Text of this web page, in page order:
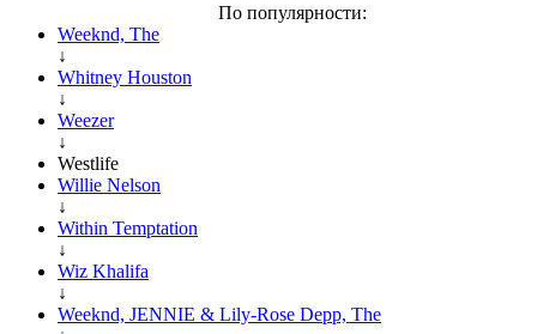
По популярности:
Weeknd, The
↓
Whitney Houston
↓
Weezer
↓
Westlife
Willie Nelson
↓
Within Temptation
↓
Wiz Khalifa
↓
Weeknd, JENNIE & Lily-Rose Depp, The